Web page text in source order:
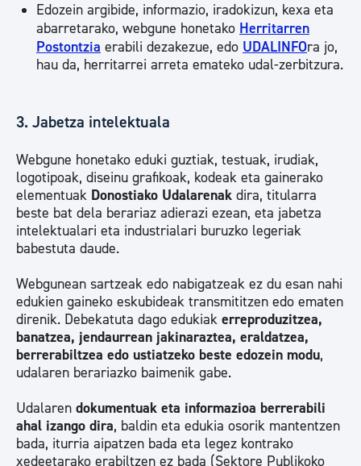
Edozein argibide, informazio, iradokizun, kexa eta
abarretarako, webgune honetako Herritarren
Postontzia erabili dezakezue, edo UDALINFOra jo,
hau da, herritarrei arreta emateko udal-zerbitzura.
3. Jabetza intelektuala
Webgune honetako eduki guztiak, testuak, irudiak,
logotipoak, diseinu grafikoak, kodeak eta gainerako
elementuak Donostiako Udalarenak dira, titularra
beste bat dela berariaz adierazi ezean, eta jabetza
intelektualari eta industrialari buruzko legeriak
babestuta daude.
Webgunean sartzeak edo nabigatzeak ez du esan nahi
edukien gaineko eskubideak transmititzen edo ematen
direnik. Debekatuta dago edukiak erreproduzitzea,
banatzea, jendaurrean jakinaraztea, eraldatzea,
berrerabiltzea edo ustiatzeko beste edozein modu,
udalaren berariazko baimenik gabe.
Udalaren dokumentuak eta informazioa berrerabili
ahal izango dira, baldin eta edukia osorik mantentzen
bada, iturria aipatzen bada eta legez kontrako
xedeetarako erabiltzen ez bada (Sektore Publikoko